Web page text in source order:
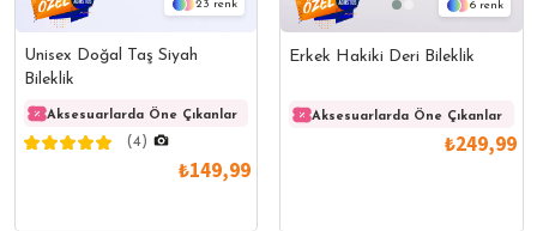
23
Unisex Doğal Taş Siyah
Bileklik
Aksesuarlarda Öne Çıkanlar Aksesuarlarda Öne Çıkanlar
(4)
₺149,99
6
Erkek Hakiki Deri Bileklik
Aksesuarlarda Öne Çıkanlar
₺249,99